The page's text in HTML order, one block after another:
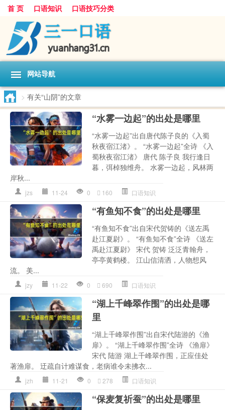
首 页 口语知识 口语技巧分类
网站导航
> 有关“山阴”的文章
“水雾一边起”的出处是哪里
“水雾一边起”出自唐代陈子良的《入蜀
秋夜宿江渚》。 “水雾一边起”全诗 《入
蜀秋夜宿江渚》 唐代 陈子良 我行逢日
暮，弭棹独维舟。 水雾一边起，风林两
岸秋...
jzs 11-24 0 160 口语知识
“有鱼知不食”的出处是哪里
“有鱼知不食”出自宋代贺铸的《送左禹
赴江夏尉》。 “有鱼知不食”全诗 《送左
禹赴江夏尉》 宋代 贺铸 泛泛青翰舟，
亭亭黄鹤楼。 江山信清洒，人物想风
流。 美...
jzy 11-22 0 690 口语知识
“湖上千峰翠作围”的出处是哪
里
“湖上千峰翠作围”出自宋代陆游的《渔
扉》。 “湖上千峰翠作围”全诗 《渔扉》
宋代 陆游 湖上千峰翠作围，正应佳处
著渔扉。 迂疏自计难谋食，老病谁令未拂衣...
jzh 11-21 0 278 口语知识
“保麦复祈蚕”的出处是哪里